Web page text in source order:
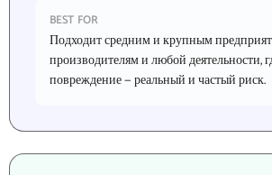
BEST FOR
Подходит средним и крупным
производителям и любой деятельности,
повреждение — реальный и частый риск.